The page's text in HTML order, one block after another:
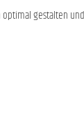
optimal gestalten